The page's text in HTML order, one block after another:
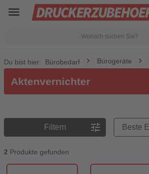
menu
Du bist hier: Bürobedarf Bürogeräte
Aktenvernichter
Filtern tune
Preisreihenfolge
2 Produkte gefunden